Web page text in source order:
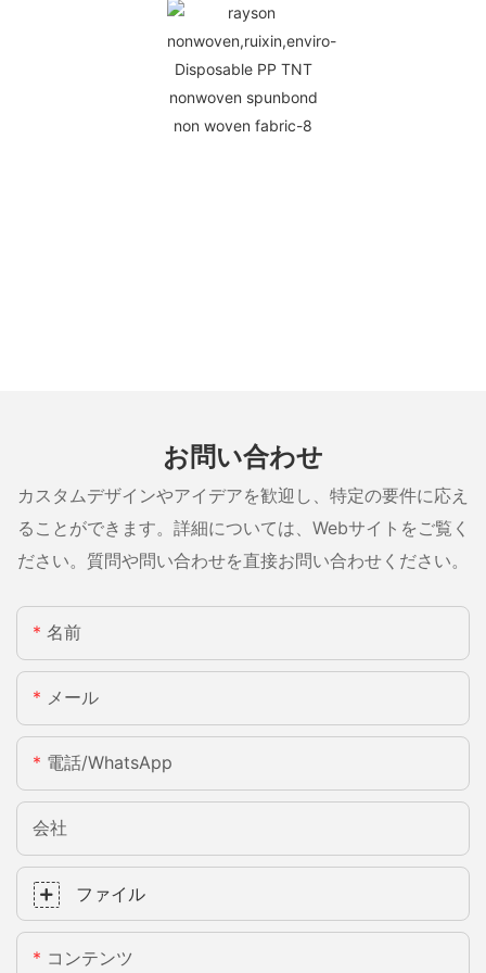
お問い合わせ
カスタムデザインやアイデアを歓迎し、特定の要件に応え
ることができます。詳細については、Webサイトをご覧く
ださい。質問や問い合わせを直接お問い合わせください。
名前
メール
電話/WhatsApp
会社
ファイル
コンテンツ